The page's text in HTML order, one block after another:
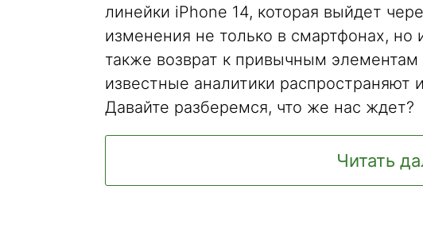
линейки iPhone 14, которая выйдет
изменения не только в смартфонах, но
также возврат к привычным
известные аналитики
Давайте разберемся, что же нас ждет?
Читать